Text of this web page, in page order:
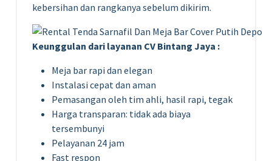
kebersihan dan rangkanya sebelum dikirim.
Keunggulan dari layanan CV Bintang Jaya :
Meja bar rapi dan elegan
Instalasi cepat dan aman
Pemasangan oleh tim ahli, hasil rapi, tegak
Harga transparan: tidak ada biaya
tersembunyi
Pelayanan 24 jam
Fast respon